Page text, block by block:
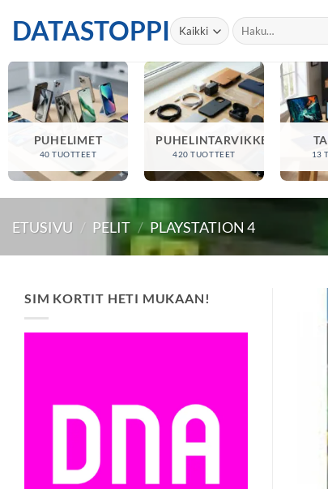
DATASTOPPI Etsi:
PUHELIMET
40 TUOTTEET
PUHELINTARVIKKEET
420 TUOTTEET 13
ETUSIVU / PELIT / PLAYSTATION 4
SIM KORTIT HETI MUKAAN!